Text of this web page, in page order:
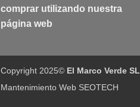
comprar utilizando nuestra
página web
Copyright 2025© El Marco Verde SL
Mantenimiento Web SEOTECH